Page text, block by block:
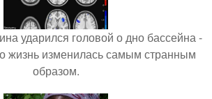
ударился головой о дно бассейна -
жизнь изменилась самым странным
образом.